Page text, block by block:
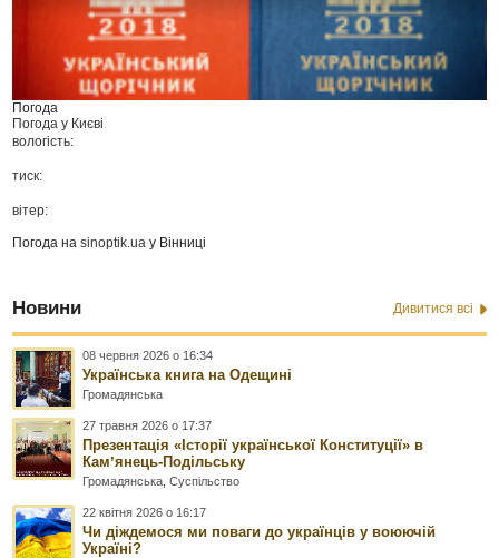
Погода
Погода у Києві
вологість:
тиск:
вітер:
Погода наsinoptik.ua у Вінниці
Новини Дивитися всі
08 червня 2026 о 16:34
Українська книга на Одещині
Громадянська
27 травня 2026 о 17:37
Презентація «Історії української Конституції» в
Камʼянець-Подільську
Громадянська ,Суспільство
22 квітня 2026 о 16:17
Чи діждемося ми поваги до українців у воюючій
Україні?